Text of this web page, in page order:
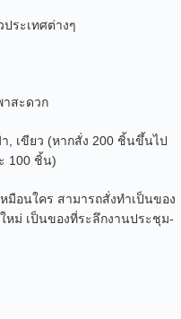
ระเทศต่างๆ
าสะดวก
เขียว (หากสั่ง 200 ชิ้นขึ้นไป
100 ชิ้น)
มือนใคร สามารถสั่งทำเป็นของ
หม่ เป็นของที่ระลึกงานประชุม-